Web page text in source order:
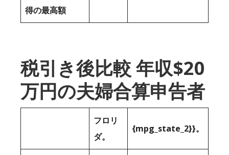
得の最高額
税引き後比較 年収$20
万円の夫婦合算申告者
フロリ
ダ。
{mpg_state_2}}。